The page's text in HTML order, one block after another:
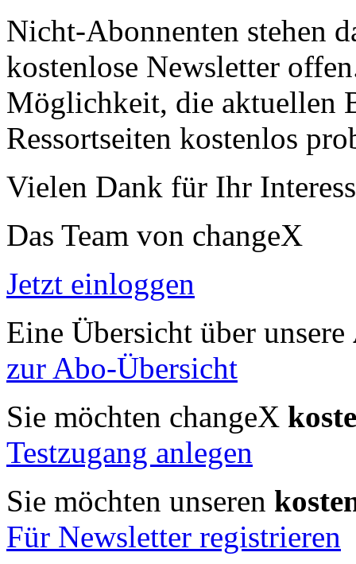
Nicht-Abonnenten stehen
kostenlose Newsletter
Möglichkeit, die aktuellen
Ressortseiten kostenlos
Vielen Dank für Ihr
Das Team von changeX
Jetzt einloggen
Eine Übersicht über unsere
zur Abo-Übersicht
Sie möchten changeX
Testzugang anlegen
Sie möchten unseren
Für Newsletter registrieren